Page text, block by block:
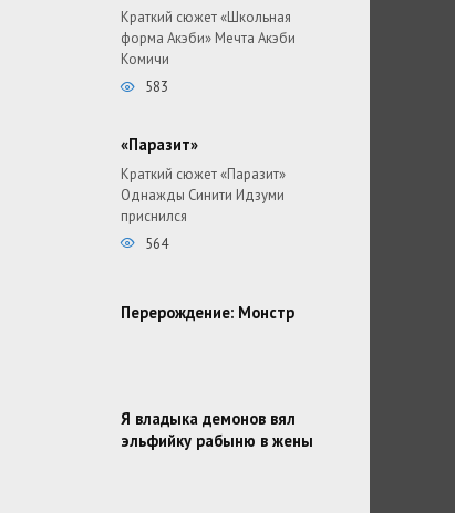
Краткий сюжет «Школьная
форма Акэби» Мечта Акэби
Комичи
583
«Паразит»
Краткий сюжет «Паразит»
Однажды Синити Идзуми
приснился
564
Перерождение: Монстр
Я владыка демонов вял
эльфийку рабыню в жены